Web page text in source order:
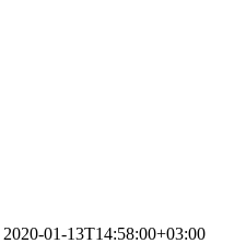
2020-01-13T14:58:00+03:00